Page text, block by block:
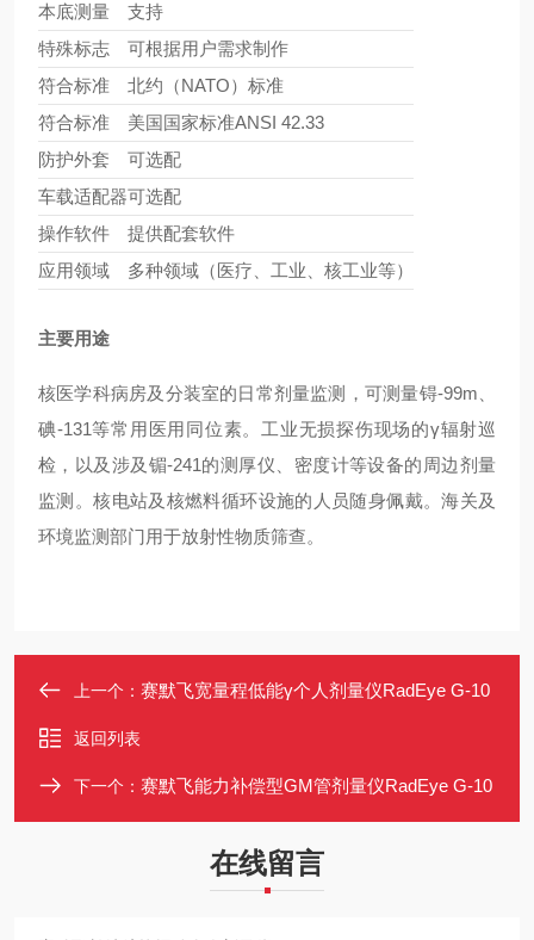
本底测量
支持
特殊标志
可根据用户需求制作
符合标准
北约（NATO）标准
符合标准
美国国家标准ANSI 42.33
防护外套
可选配
车载适配器可选配
操作软件
提供配套软件
应用领域
多种领域（医疗、工业、核工业等）
主要用途
核医学科病房及分装室的日常剂量监测，可测量锝-99m、
碘-131等常用医用同位素。工业无损探伤现场的γ辐射巡
检，以及涉及镅-241的测厚仪、密度计等设备的周边剂量
监测。核电站及核燃料循环设施的人员随身佩戴。海关及
环境监测部门用于放射性物质筛查。
上一个： 赛默飞宽量程低能γ个人剂量仪RadEye G-10
返回列表
下一个： 赛默飞能力补偿型GM管剂量仪RadEye G-10
在线留言